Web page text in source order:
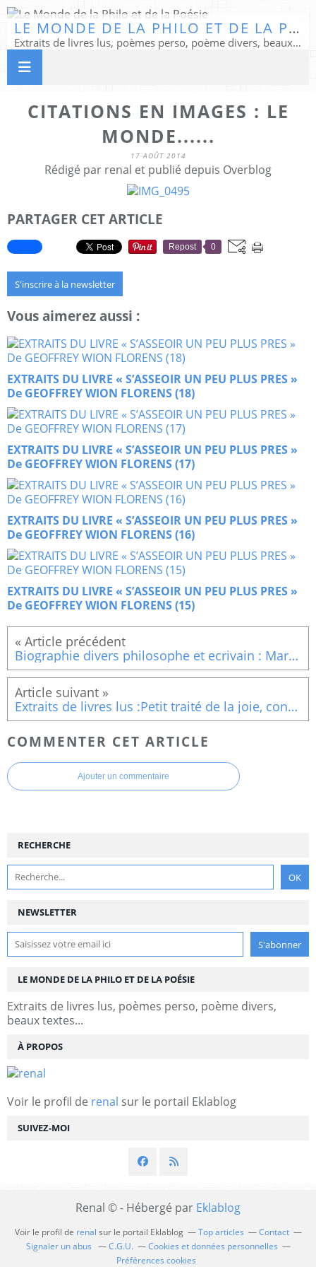
LE MONDE DE LA PHILO ET DE LA POÉSIE
Extraits de livres lus, poèmes perso, poème divers, beaux textes...
CITATIONS EN IMAGES : LE
MONDE......
17 AOÛT 2014
Rédigé par renal et publié depuis Overblog
PARTAGER CET ARTICLE
Repost 0
S'inscrire à la newsletter
Vous aimerez aussi :
EXTRAITS DU LIVRE « S’ASSEOIR UN PEU PLUS PRES »
De GEOFFREY WION FLORENS (18)
EXTRAITS DU LIVRE « S’ASSEOIR UN PEU PLUS PRES »
De GEOFFREY WION FLORENS (17)
EXTRAITS DU LIVRE « S’ASSEOIR UN PEU PLUS PRES »
De GEOFFREY WION FLORENS (16)
EXTRAITS DU LIVRE « S’ASSEOIR UN PEU PLUS PRES »
De GEOFFREY WION FLORENS (15)
Biographie divers philosophe et ecrivain : Martin Steffens
Extraits de livres lus :Petit traité de la joie, consentir à la vie (3)
COMMENTER CET ARTICLE
Ajouter un commentaire
NEWSLETTER
SUIVEZ-MOI
RECHERCHE
LE MONDE DE LA PHILO ET DE LA POÉSIE
Extraits de livres lus, poèmes perso, poème divers,
beaux textes...
À PROPOS
Voir le profil de renal sur le portail Eklablog
Renal © - Hébergé par Eklablog
Voir le profil de renal sur le portail Eklablog Top articles
Contact
Signaler un abus
C.G.U.
Cookies et données personnelles
Préférences cookies